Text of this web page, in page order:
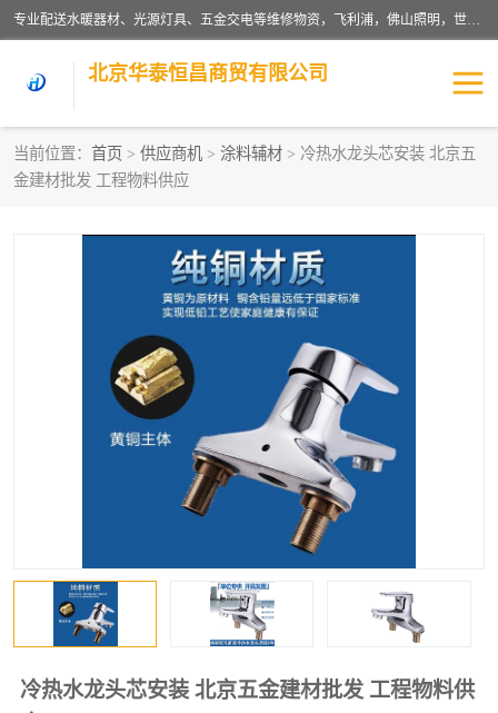
专业配送水暖器材、光源灯具、五金交电等维修物资，飞利浦，佛山照明，世达，博世，九牧，特陶等各产品涉及国内外知名品牌。公司专注与物业、学校、酒店、工厂等单位合作，提供一站式配送服务，降低客户综合成本。依托电子商务改变传统模式，以专业的团队为客户提供24H物资配送到达，货到月结、统一开票，便捷退换等服务，提高了企业的运营效率。
北京华泰恒昌商贸有限公司
当前位置： 首页 > 供应商机 > 涂料辅材 > 冷热水龙头芯安装 北京五
金建材批发 工程物料供应
冷热水龙头芯安装 北京五金建材批发 工程物料供
水暖阀门
涂料辅材